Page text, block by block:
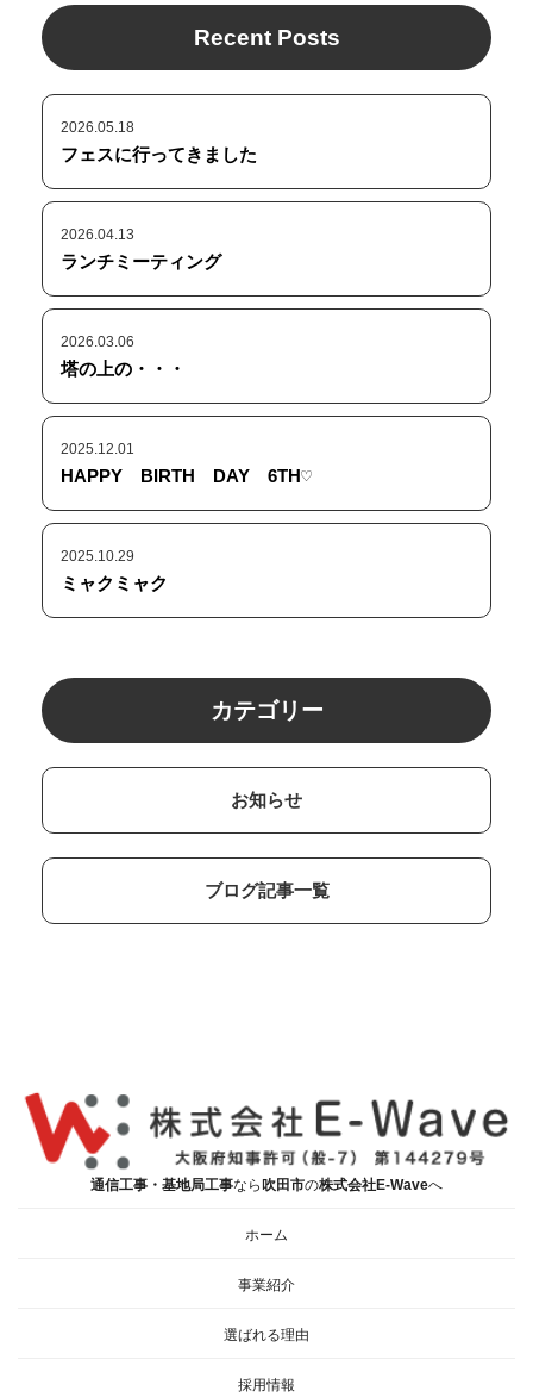
Recent Posts
2026.05.18
フェスに行ってきました
2026.04.13
ランチミーティング
2026.03.06
塔の上の・・・
2025.12.01
HAPPY BIRTH DAY 6TH♡
2025.10.29
ミャクミャク
カテゴリー
お知らせ
ブログ記事一覧
通信工事・基地局工事なら吹田市の株式会社E-Waveへ
ホーム
事業紹介
選ばれる理由
採用情報